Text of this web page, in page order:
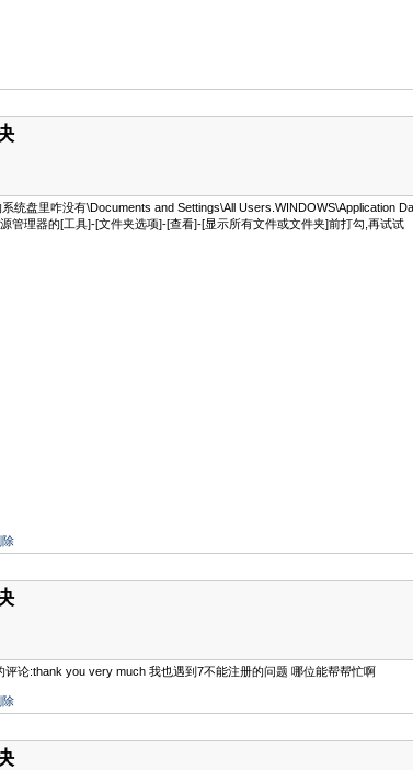
统盘里咋没有\Documents and Settings\All Users.WINDOWS\Application
管理器的[工具]-[文件夹选项]-[查看]-[显示所有文件或文件夹]前打勾,再试试
除
论:thank you very much 我也遇到7不能注册的问题 哪位能帮帮忙啊
除